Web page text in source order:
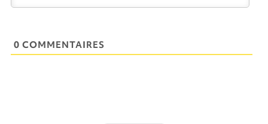
0 COMMENTAIRES